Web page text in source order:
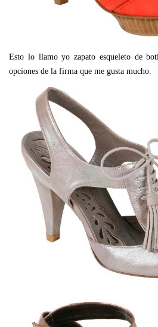
Esto lo llamo yo zapato esqueleto de
opciones de la firma que me gusta mucho.